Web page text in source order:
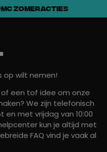
ZOMERACTIES
op wilt nemen!
een tof idee om onze
We zijn telefonisch
met vrijdag van 10:00
kun je altijd met
FAQ vind je vaak al